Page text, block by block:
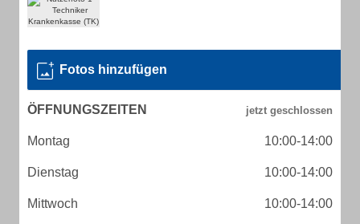
Fotos hinzufügen
ÖFFNUNGSZEITEN
Montag 10:00-14:00
Dienstag 10:00-14:00
Mittwoch 10:00-14:00